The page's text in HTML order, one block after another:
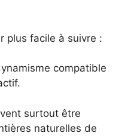
plus facile à suivre :
compatible
surtout être
naturelles de